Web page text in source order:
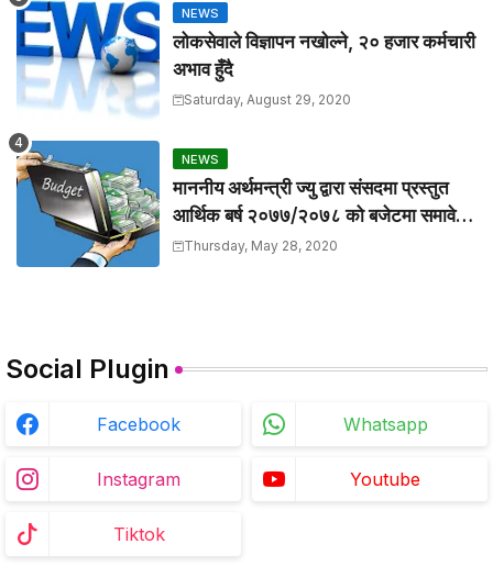
NEWS
लोकसेवाले विज्ञापन नखोल्ने, २० हजार कर्मचारी
अभाव हुँदै
Saturday, August 29, 2020
NEWS
माननीय अर्थमन्त्री ज्यु द्वारा संसदमा प्रस्तुत
आर्थिक बर्ष २०७७/२०७८ को बजेटमा समावेश
गरिएका केहि मुख्य बुँदाहरु
Thursday, May 28, 2020
Social Plugin
Facebook Whatsapp
Instagram Youtube
Tiktok